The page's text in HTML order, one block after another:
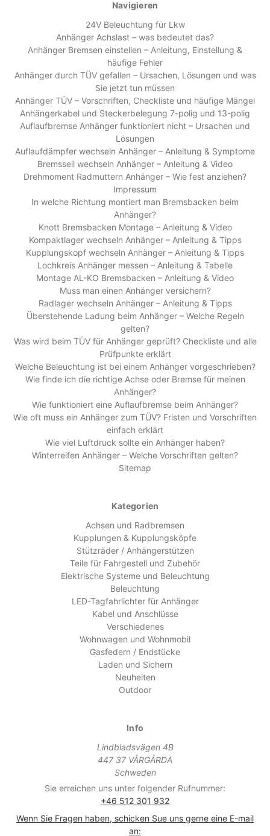
Navigieren
24V Beleuchtung für Lkw
Anhänger Achslast – was bedeutet das?
Anhänger Bremsen einstellen – Anleitung, Einstellung &
häufige Fehler
Anhänger durch TÜV gefallen – Ursachen, Lösungen und was
Sie jetzt tun müssen
Anhänger TÜV – Vorschriften, Checkliste und häufige Mängel
Anhängerkabel und Steckerbelegung 7-polig und 13-polig
Auflaufbremse Anhänger funktioniert nicht – Ursachen und
Lösungen
Auflaufdämpfer wechseln Anhänger – Anleitung & Symptome
Bremsseil wechseln Anhänger – Anleitung & Video
Drehmoment Radmuttern Anhänger – Wie fest anziehen?
Impressum
In welche Richtung montiert man Bremsbacken beim
Anhänger?
Knott Bremsbacken Montage – Anleitung & Video
Kompaktlager wechseln Anhänger – Anleitung & Tipps
Kupplungskopf wechseln Anhänger – Anleitung & Tipps
Lochkreis Anhänger messen – Anleitung & Tabelle
Montage AL-KO Bremsbacken – Anleitung & Video
Muss man einen Anhänger versichern?
Radlager wechseln Anhänger – Anleitung & Tipps
Überstehende Ladung beim Anhänger – Welche Regeln
gelten?
Was wird beim TÜV für Anhänger geprüft? Checkliste und alle
Prüfpunkte erklärt
Welche Beleuchtung ist bei einem Anhänger vorgeschrieben?
Wie finde ich die richtige Achse oder Bremse für meinen
Anhänger?
Wie funktioniert eine Auflaufbremse beim Anhänger?
Wie oft muss ein Anhänger zum TÜV? Fristen und Vorschriften
einfach erklärt
Wie viel Luftdruck sollte ein Anhänger haben?
Winterreifen Anhänger – Welche Vorschriften gelten?
Sitemap
Kategorien
Achsen und Radbremsen
Kupplungen & Kupplungsköpfe
Stützräder / Anhängerstützen
Teile für Fahrgestell und Zubehör
Elektrische Systeme und Beleuchtung
Beleuchtung
LED-Tagfahrlichter für Anhänger
Kabel und Anschlüsse
Verschiedenes
Wohnwagen und Wohnmobil
Gasfedern / Endstücke
Laden und Sichern
Neuheiten
Outdoor
Info
Lindbladsvägen 4B
447 37 VÅRGÅRDA
Schweden
Sie erreichen uns unter folgender Rufnummer:
+46 512 301 932
Wenn Sie Fragen haben, schicken Sue uns gerne eine E-mail
an: